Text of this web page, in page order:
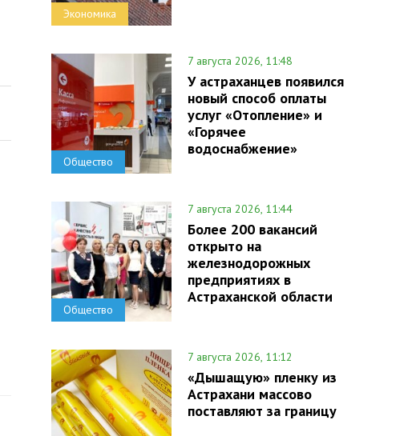
Экономика
Общество
7 августа 2026, 11:48
У астраханцев появился
новый способ оплаты
услуг «Отопление» и
«Горячее
водоснабжение»
Общество
7 августа 2026, 11:44
Более 200 вакансий
открыто на
железнодорожных
предприятиях в
Астраханской области
7 августа 2026, 11:12
«Дышащую» пленку из
Астрахани массово
поставляют за границу